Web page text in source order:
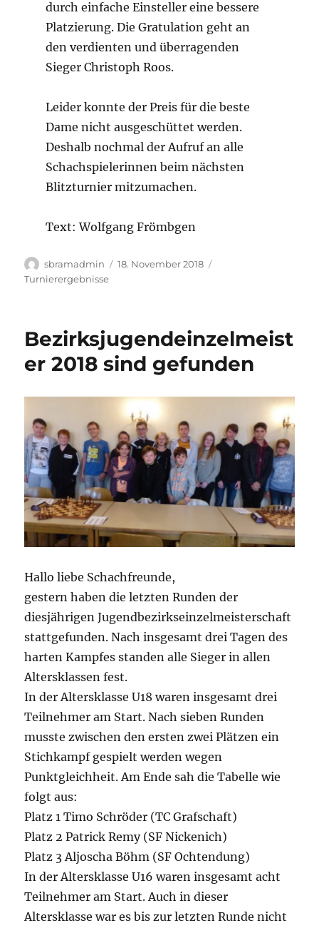
durch einfache Einsteller eine bessere
Platzierung. Die Gratulation geht an
den verdienten und überragenden
Sieger Christoph Roos.
Leider konnte der Preis für die beste
Dame nicht ausgeschüttet werden.
Deshalb nochmal der Aufruf an alle
Schachspielerinnen beim nächsten
Blitzturnier mitzumachen.
Text: Wolfgang Frömbgen
Autor
sbramadmin
Veröffentlicht
18. November 2018
Turnierergebnisse
Bezirksjugendeinzelmeist
er 2018 sind gefunden
Hallo liebe Schachfreunde,
gestern haben die letzten Runden der
diesjährigen Jugendbezirkseinzelmeisterschaft
stattgefunden. Nach insgesamt drei Tagen des
harten Kampfes standen alle Sieger in allen
Altersklassen fest.
In der Altersklasse U18 waren insgesamt drei
Teilnehmer am Start. Nach sieben Runden
musste zwischen den ersten zwei Plätzen ein
Stichkampf gespielt werden wegen
Punktgleichheit. Am Ende sah die Tabelle wie
folgt aus:
Platz 1 Timo Schröder (TC Grafschaft)
Platz 2 Patrick Remy (SF Nickenich)
Platz 3 Aljoscha Böhm (SF Ochtendung)
In der Altersklasse U16 waren insgesamt acht
Teilnehmer am Start. Auch in dieser
Altersklasse war es bis zur letzten Runde nicht